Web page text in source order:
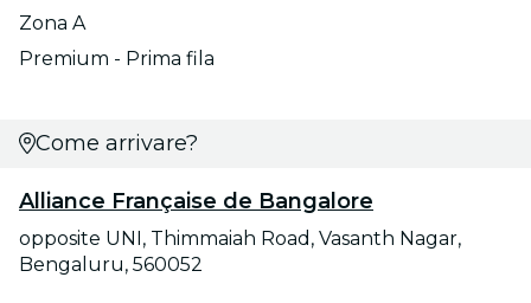
Zona A
Premium - Prima fila
Come arrivare?
Alliance Française de Bangalore
opposite UNI, Thimmaiah Road, Vasanth Nagar,
Bengaluru, 560052